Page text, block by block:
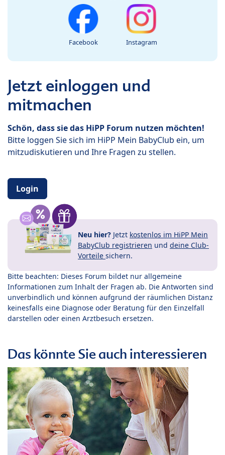
Facebook Instagram
Jetzt einloggen und
mitmachen
Schön, dass sie das HiPP Forum nutzen möchten!
Bitte loggen Sie sich im HiPP Mein BabyClub ein, um
mitzudiskutieren und Ihre Fragen zu stellen.
Login
Neu hier? Jetzt kostenlos im HiPP Mein
BabyClub registrieren und deine Club-
Vorteile sichern.
Bitte beachten: Dieses Forum bildet nur allgemeine
Informationen zum Inhalt der Fragen ab. Die Antworten sind
unverbindlich und können aufgrund der räumlichen Distanz
keinesfalls eine Diagnose oder Beratung für den Einzelfall
darstellen oder einen Arztbesuch ersetzen.
Das könnte Sie auch interessieren